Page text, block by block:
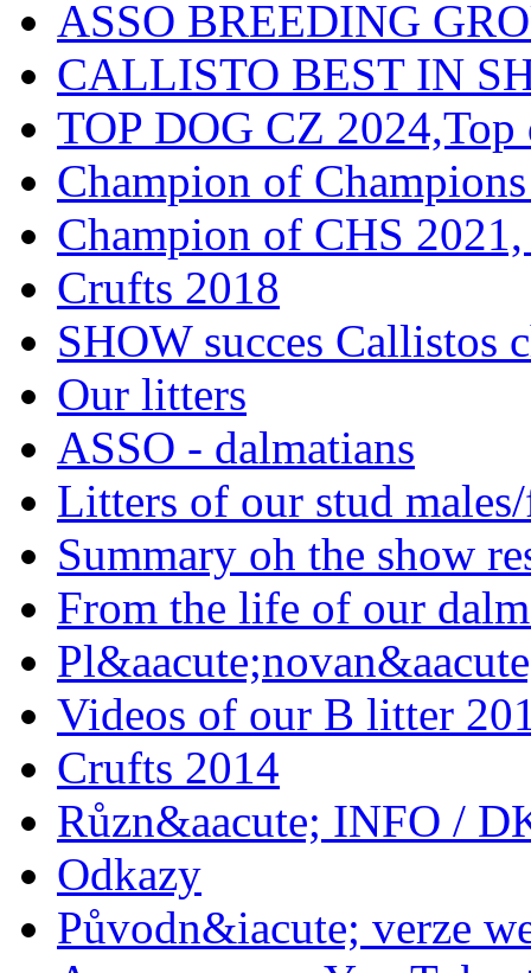
ASSO BREEDING
CALLISTO BEST IN
TOP DOG CZ
Champion of
Champion of CHS
Crufts 2018
SHOW succes Callistos
Our litters
ASSO - dalmatians
Litters of our stud
Summary oh the show
From the life of our
Videos of our B litter
Crufts 2014
Různ&aacute; INFO /
Odkazy
Původn&iacute; verze